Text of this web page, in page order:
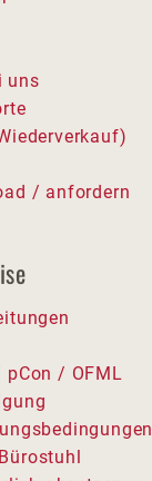
uns
/ anfordern
pCon / OFML